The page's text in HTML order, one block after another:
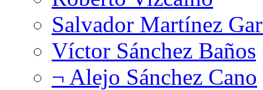
Salvador Martínez
Víctor Sánchez Baños
¬ Alejo Sánchez Cano